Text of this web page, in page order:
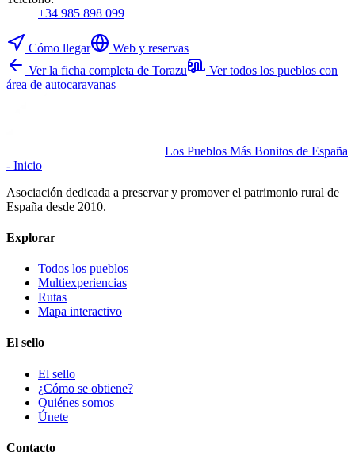
+34 985 898 099
Cómo llegar
Web y reservas
Ver la ficha completa de Torazu
Ver todos los pueblos con
área de autocaravanas
Los Pueblos Más Bonitos de España
- Inicio
Asociación dedicada a preservar y promover el patrimonio rural de
España desde 2010.
Explorar
Todos los pueblos
Multiexperiencias
Rutas
Mapa interactivo
El sello
El sello
¿Cómo se obtiene?
Quiénes somos
Únete
Contacto